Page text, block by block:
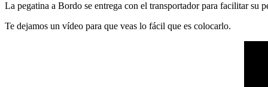
La pegatina a Bordo se entrega con el transportador para facilitar su
Te dejamos un vídeo para que veas lo fácil que es colocarlo.